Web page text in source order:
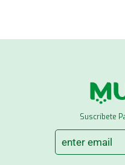
Suscríbete